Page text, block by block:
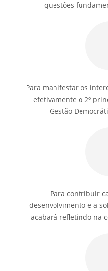
questões
Para manifestar os
efetivamente o 2º
Gestão
Para contribuir
desenvolvimento e a
acabará refletindo na